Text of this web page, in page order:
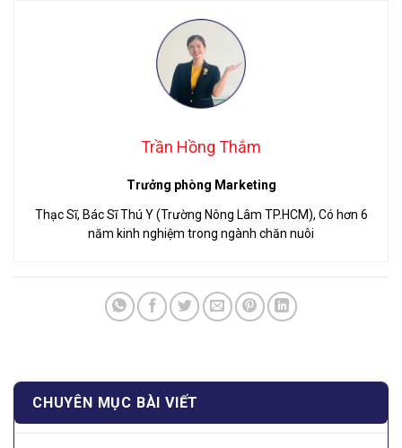
Trần Hồng Thắm
Trưởng phòng Marketing
Thạc Sĩ, Bác Sĩ Thú Y (Trường Nông Lâm TP.HCM), Có hơn 6
năm kinh nghiệm trong ngành chăn nuôi
CHUYÊN MỤC BÀI VIẾT